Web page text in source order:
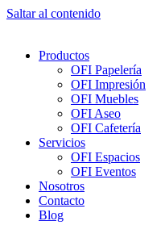
Saltar al contenido
Productos
OFI Papelería
OFI Impresión
OFI Muebles
OFI Aseo
OFI Cafetería
Servicios
OFI Espacios
OFI Eventos
Nosotros
Contacto
Blog